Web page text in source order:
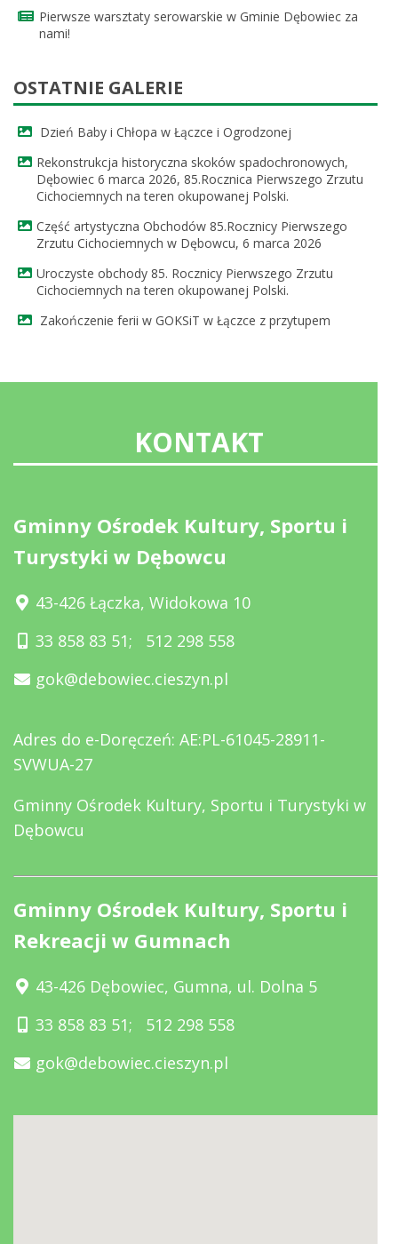
Pierwsze warsztaty serowarskie w Gminie Dębowiec za
nami!
OSTATNIE GALERIE
Dzień Baby i Chłopa w Łączce i Ogrodzonej
Rekonstrukcja historyczna skoków spadochronowych,
Dębowiec 6 marca 2026, 85.Rocznica Pierwszego Zrzutu
Cichociemnych na teren okupowanej Polski.
Część artystyczna Obchodów 85.Rocznicy Pierwszego
Zrzutu Cichociemnych w Dębowcu, 6 marca 2026
Uroczyste obchody 85. Rocznicy Pierwszego Zrzutu
Cichociemnych na teren okupowanej Polski.
Zakończenie ferii w GOKSiT w Łączce z przytupem
KONTAKT
Gminny Ośrodek Kultury, Sportu i
Turystyki w Dębowcu
43-426 Łączka, Widokowa 10
33 858 83 51; 512 298 558
gok@debowiec.cieszyn.pl
Adres do e-Doręczeń: AE:PL-61045-28911-
SVWUA-27
Gminny Ośrodek Kultury, Sportu i Turystyki w
Dębowcu
Gminny Ośrodek Kultury, Sportu i
Rekreacji w Gumnach
43-426 Dębowiec, Gumna, ul. Dolna 5
33 858 83 51; 512 298 558
gok@debowiec.cieszyn.pl